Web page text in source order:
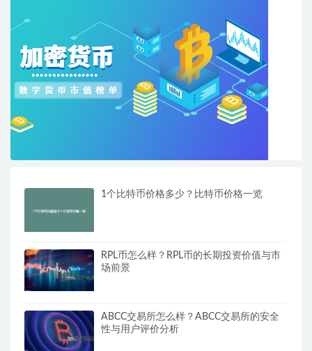
1个比特币价格多少？比特币价格一览
RPL币怎么样？RPL币的长期投资价值与市
场前景
ABCC交易所怎么样？ABCC交易所的安全
性与用户评价分析